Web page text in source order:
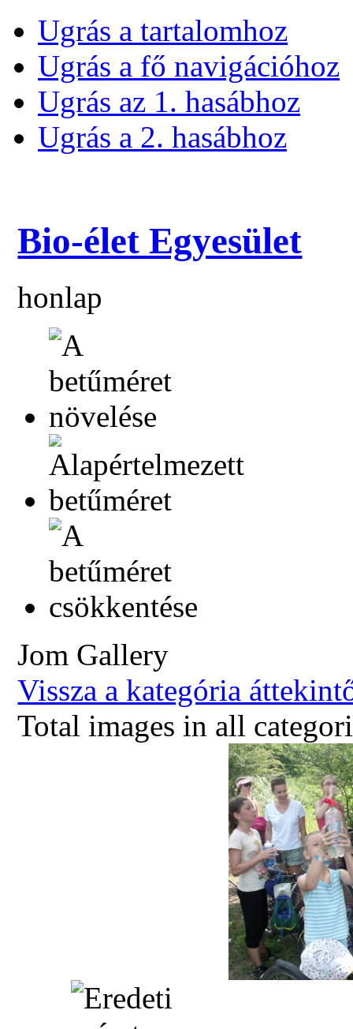
Ugrás a tartalomhoz
Ugrás a fő navigációhoz
Ugrás az 1. hasábhoz
Ugrás a 2. hasábhoz
Bio-élet Egyesület
honlap
Jom Gallery
Vissza a kategória
Total images in all